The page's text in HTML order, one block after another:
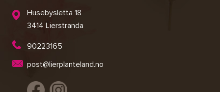
Husebysletta 18
3414 Lierstranda
90223165
post@lierplanteland.no